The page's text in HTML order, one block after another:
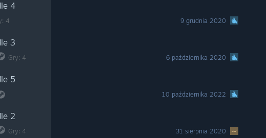
4
4 9 grudnia 2020
3
Gry: 4 6 października 2020
5
10 października 2022
2
Gry: 4 31 sierpnia 2020